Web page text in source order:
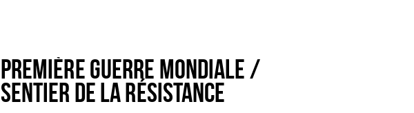
PREMIÈRE GUERRE MONDIALE /
SENTIER DE LA RÉSISTANCE